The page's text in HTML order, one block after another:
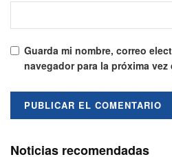
Guarda mi nombre, correo
navegador para la próxima vez
Noticias recomendadas